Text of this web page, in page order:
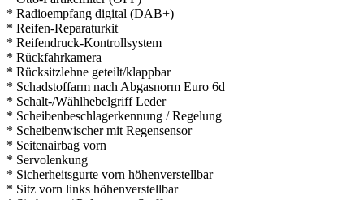
* Radioempfang digital (DAB+)
* Reifen-Reparaturkit
* Reifendruck-Kontrollsystem
* Rückfahrkamera
* Rücksitzlehne geteilt/klappbar
* Schadstoffarm nach Abgasnorm Euro 6d
* Schalt-/Wählhebelgriff Leder
* Scheibenbeschlagerkennung / Regelung
* Scheibenwischer mit Regensensor
* Seitenairbag vorn
* Servolenkung
* Sicherheitsgurte vorn höhenverstellbar
* Sitz vorn links höhenverstellbar